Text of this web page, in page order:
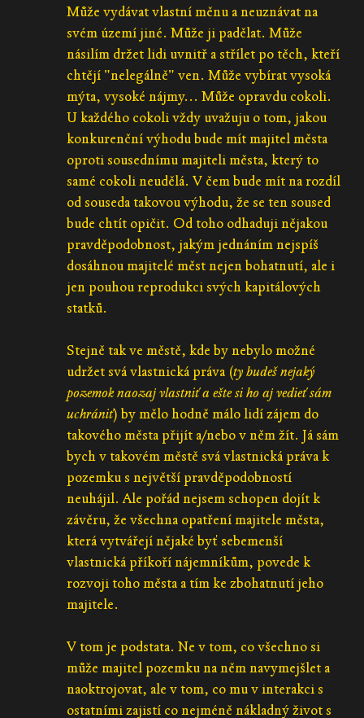
Může vydávat vlastní měnu a neuznávat na
svém území jiné. Může ji padělat. Může
násilím držet lidi uvnitř a střílet po těch, kteří
chtějí "nelegálně" ven. Může vybírat vysoká
mýta, vysoké nájmy... Může opravdu cokoli.
U každého cokoli vždy uvažuju o tom, jakou
konkurenční výhodu bude mít majitel města
oproti sousednímu majiteli města, který to
samé cokoli neudělá. V čem bude mít na rozdíl
od souseda takovou výhodu, že se ten soused
bude chtít opičit. Od toho odhaduji nějakou
pravděpodobnost, jakým jednáním nejspíš
dosáhnou majitelé měst nejen bohatnutí, ale i
jen pouhou reprodukci svých kapitálových
statků.
Stejně tak ve městě, kde by nebylo možné
udržet svá vlastnická práva (ty budeš nejaký
pozemok naozaj vlastniť a ešte si ho aj vedieť sám
uchrániť) by mělo hodně málo lidí zájem do
takového města přijít a/nebo v něm žít. Já sám
bych v takovém městě svá vlastnická práva k
pozemku s největší pravděpodobností
neuhájil. Ale pořád nejsem schopen dojít k
závěru, že všechna opatření majitele města,
která vytvářejí nějaké byť sebemenší
vlastnická příkoří nájemníkům, povede k
rozvoji toho města a tím ke zbohatnutí jeho
majitele.
V tom je podstata. Ne v tom, co všechno si
může majitel pozemku na něm navymejšlet a
naoktrojovat, ale v tom, co mu v interakci s
ostatními zajistí co nejméně nákladný život s